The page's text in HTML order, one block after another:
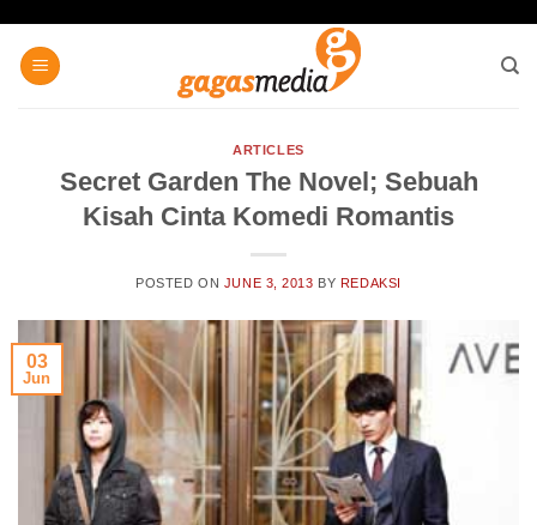
content
ARTICLES
Secret Garden The Novel; Sebuah
Kisah Cinta Komedi Romantis
POSTED ON JUNE 3, 2013 BY REDAKSI
03
Jun